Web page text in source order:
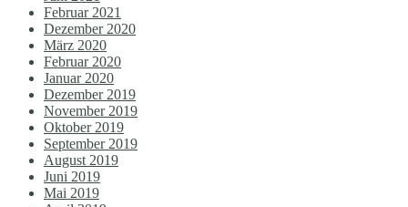
Februar 2021
Dezember 2020
März 2020
Februar 2020
Januar 2020
Dezember 2019
November 2019
Oktober 2019
September 2019
August 2019
Juni 2019
Mai 2019